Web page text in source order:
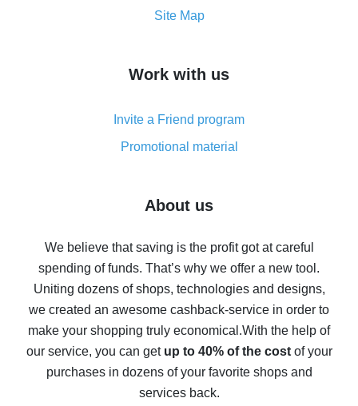
How to get the most cash back on AliExpress -
simple methods
8% cash back on AliExpress - saving real money is a
real thing
Five ways to get the most cash back on AliExpress
back
10% cash back on AliExpress - the impossible is
possible
The best cash back on AliExpress - how to find it
The best cash back service for AliExpress - let's
compare offers
Site Map
Work with us
Invite a Friend program
Promotional material
About us
We believe that saving is the profit got at careful
spending of funds. That’s why we offer a new tool.
Uniting dozens of shops, technologies and designs,
we created an awesome cashback-service in order to
make your shopping truly economical.With the help of
our service, you can get up to 40% of the costof your
purchases in dozens of your favorite shops and
services back.